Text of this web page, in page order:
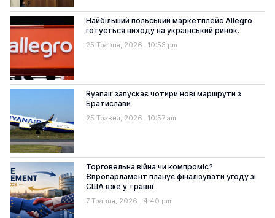
Найбільший польський маркетплейс Allegro
готується виходу на український ринок.
25 Травня, 2026 10:53 pm
Ryanair запускає чотири нові маршрути з
Братислави
25 Травня, 2026 10:57 am
Торговельна війна чи компроміс?
Європарламент планує фіналізувати угоду зі
США вже у травні
7 Травня, 2026 4:40 pm